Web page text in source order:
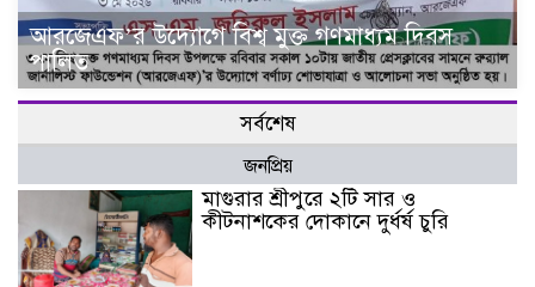
আরজেএফ’র উদ্যোগে বিশ্ব মুক্ত গণমাধ্যম দিবস
পালিত
সর্বশেষ
জনপ্রিয়
মাগুরার শ্রীপুরে ২টি সার ও
কীটনাশকের দোকানে দুর্ধর্ষ চুরি